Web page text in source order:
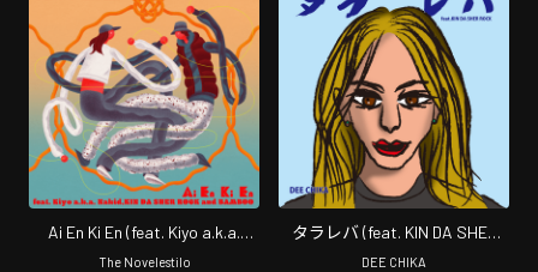
Ai En Ki En (feat. Kiyo a.k.a.
Nakid, KIN DA SHER ROCK &
The Novelestilo
タラレバ (feat. KIN DA SHER
ROCK)
DEE CHIKA